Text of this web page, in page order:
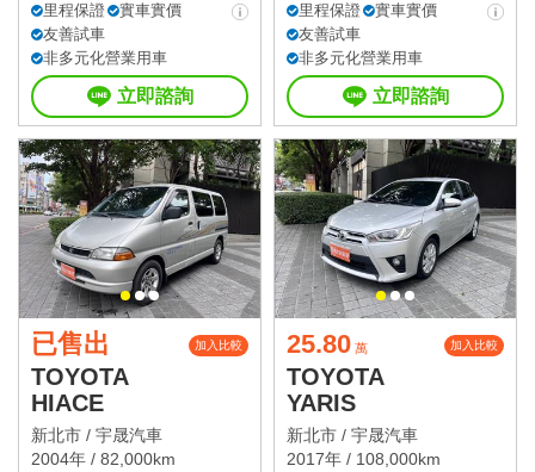
里程保證
實車實價
友善試車
非多元化營業用車
立即諮詢
里程保證
實車實價
友善試車
非多元化營業用車
立即諮詢
已售出 加入比較
TOYOTA
HIACE
新北市 / 宇晟汽車
2004年 / 82,000km
25.80 萬 加入比較
TOYOTA
YARIS
新北市 / 宇晟汽車
2017年 / 108,000km